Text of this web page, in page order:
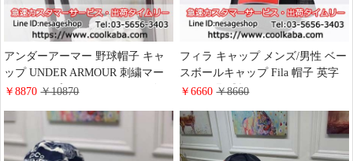
アンダーアーマー 野球帽子 キャ
ップ UNDER ARMOUR 刺繍マー
ク キャップ レディース メンズ ペ
販
￥8870￥10870
フィラ キャップ メンズ/男性 ベー
スボールキャップ Fila 帽子 英字
マーク 野球帽 カッコイイ ユニセ
動風 レディースキャップ
￥6660￥8660